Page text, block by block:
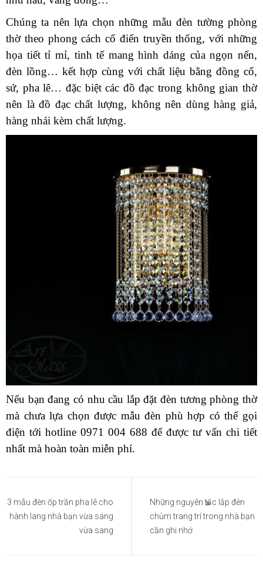
Chúng ta nên lựa chọn những mẫu đèn tường phòng
thờ theo phong cách cổ điển truyền thống, với những
họa tiết tỉ mỉ, tinh tế mang hình dáng của ngọn nến,
đèn lồng… kết hợp cùng với chất liệu bằng đồng cổ,
sứ, pha lê… đặc biệt các đồ đạc trong không gian thờ
nên là đồ đạc chất lượng, không nên dùng hàng giả,
hàng nhái kèm chất lượng.
Nếu bạn đang có nhu cầu lắp đặt đèn tương phòng thờ
mà chưa lựa chọn được mẫu đèn phù hợp có thể gọi
điện tới hotline 0971 004 688 để được tư vấn chi tiết
nhất mà hoàn toàn miễn phí.
hướng
3 mẫu đèn ốp trần pha lê cho
hành lang nhà bạn vừa sáng
vừa sang
Những nguyên tắc lắp đèn
chùm trang trí trong nhà bạn
cần ghi nhớ